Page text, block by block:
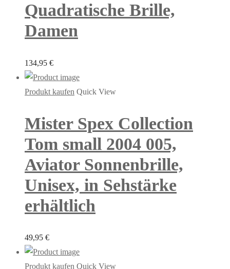
Quadratische Brille,
Damen
134,95 €
Produkt kaufen Quick View
Mister Spex Collection
Tom small 2004 005,
Aviator Sonnenbrille,
Unisex, in Sehstärke
erhältlich
49,95 €
Produkt kaufen Quick View